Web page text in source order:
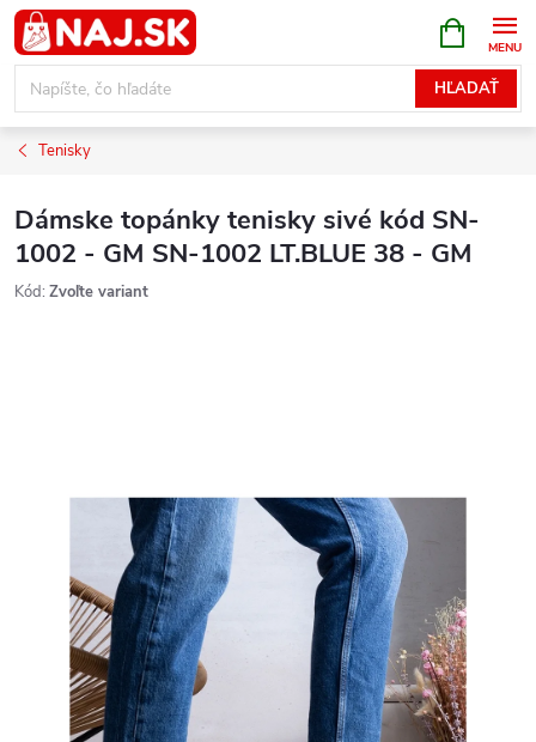
Prejsť
na
obsah
HĽADAŤ
KOŠÍK
Tenisky
Dámske topánky tenisky sivé kód SN-
1002 - GM SN-1002 LT.BLUE 38 - GM
Kód: Zvoľte variant